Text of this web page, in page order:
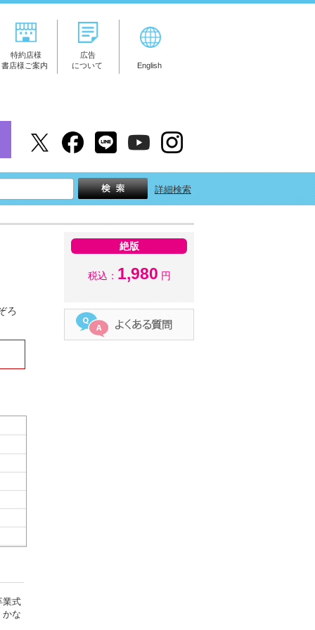
特約店様
書店様ご案内
広告
について
English
詳細検索
ろ
業式
かな
絶版
税込： 1,980 円